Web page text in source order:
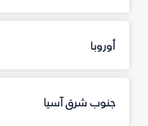
أوروبا
جنوب شرق آسيا